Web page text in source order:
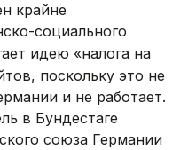
крайне
социального
идею «налога на
поскольку это не
и не работает.
в Бундестаге
союза Германии